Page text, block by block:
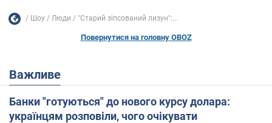
Шоу Люди "Старий зіпсований лизун":...
Повернутися на головну OBOZ
Важливе
Банки "готуються" до нового курсу долара:
українцям розповіли, чого очікувати